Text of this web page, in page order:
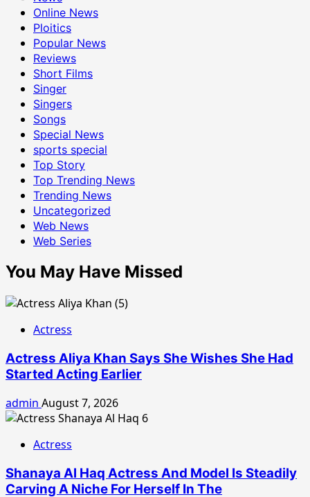
Online News
Ploitics
Popular News
Reviews
Short Films
Singer
Singers
Songs
Special News
sports special
Top Story
Top Trending News
Trending News
Uncategorized
Web News
Web Series
You May Have Missed
Actress
Actress Aliya Khan Says She Wishes She Had
Started Acting Earlier
admin August 7, 2026
Actress
Shanaya Al Haq Actress And Model Is Steadily
Carving A Niche For Herself In The